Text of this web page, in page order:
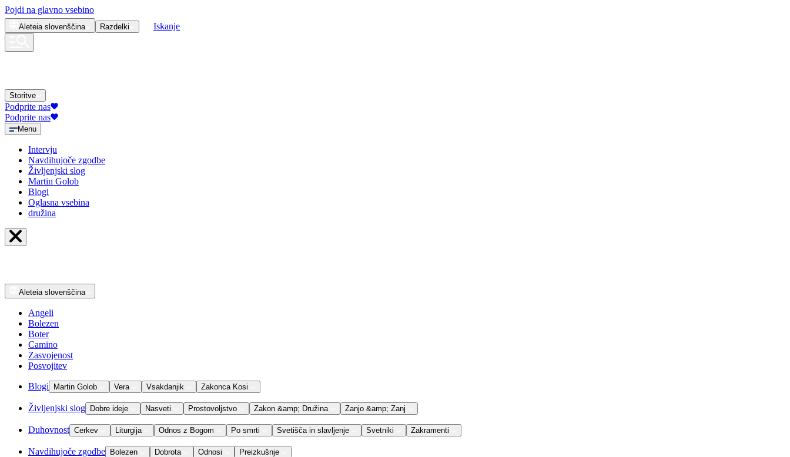
Pojdi na glavno vsebino
Aleteia slovenščina Razdelki Iskanje
Storitve
Podprite nas
Podprite nas
Menu
Intervju
Navdihujoče zgodbe
Življenjski slog
Martin Golob
Blogi
Oglasna vsebina
družina
Aleteia slovenščina
Angeli
Bolezen
Boter
Camino
Zasvojenost
Posvojitev
Blogi Martin Golob Vera Vsakdanjik Zakonca Kosi
Življenjski slog Dobre ideje Nasveti Prostovoljstvo Zakon &amp; Družina Zanjo &amp; Zanj
Duhovnost Cerkev Liturgija Odnos z Bogom Po smrti Svetišča in slavljenje Svetniki Zakramenti
Navdihujoče zgodbe Bolezen Dobrota Odnosi Preizkušnje